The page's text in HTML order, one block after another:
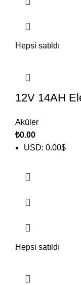
Hepsi satıldı
12V 14AH
Aküler
₺0.00
USD: 0.00$
Hepsi satıldı